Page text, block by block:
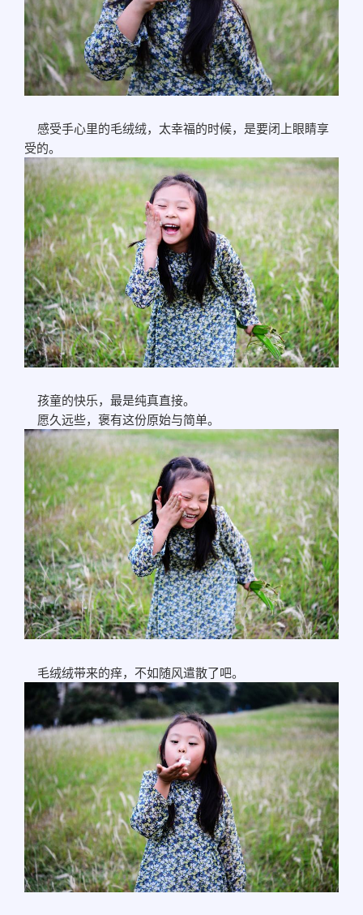
感受手心里的毛绒绒，太幸福的时候，是要闭上眼睛享
受的。
孩童的快乐，最是纯真直接。
愿久远些，褒有这份原始与简单。
毛绒绒带来的痒，不如随风遣散了吧。